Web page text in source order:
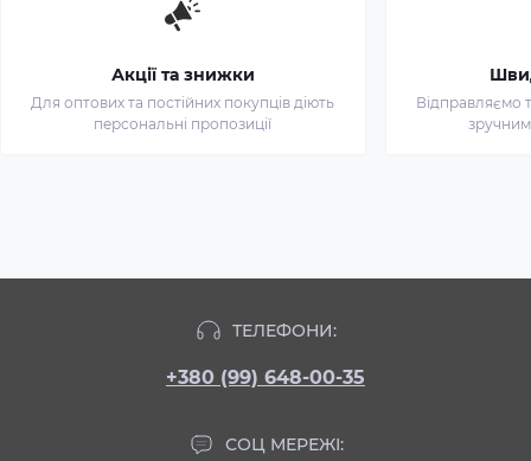
Акції та знижки
Для оптових та постійних покупців діють
персональні пропозиції
Відправляємо
ТЕЛЕФОНИ:
+380 (99) 648-00-35
СОЦ МЕРЕЖІ: